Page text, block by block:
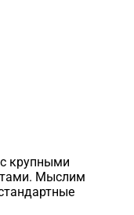
крупными
Мыслим